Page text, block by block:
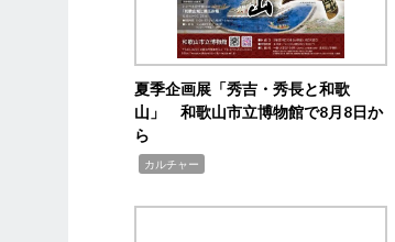
夏季企画展「秀吉・秀長と和歌
山」 和歌山市立博物館で8月8日か
ら
カルチャー